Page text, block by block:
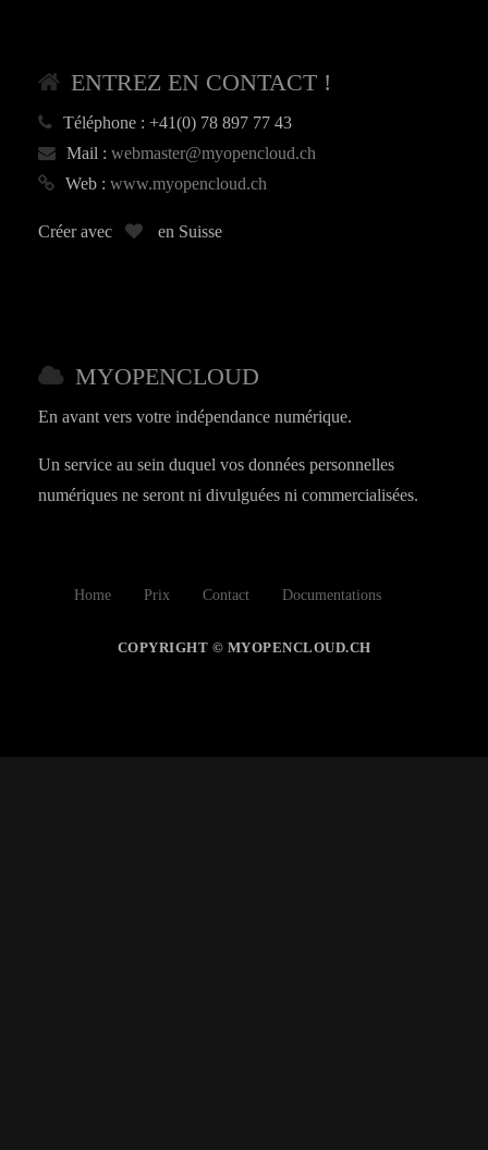
ENTREZ EN CONTACT !
Téléphone : +41(0) 78 897 77 43
Mail : webmaster@myopencloud.ch
Web : www.myopencloud.ch
Créer avec en Suisse
MYOPENCLOUD
En avant vers votre indépendance numérique.
Un service au sein duquel vos données personnelles
numériques ne seront ni divulguées ni commercialisées.
Home Prix Contact Documentations
COPYRIGHT © MYOPENCLOUD.CH